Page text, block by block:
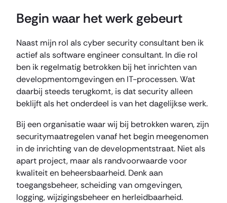
Begin waar het werk gebeurt
Naast mijn rol als cyber security consultant ben ik
actief als software engineer consultant. In die rol
ben ik regelmatig betrokken bij het inrichten van
developmentomgevingen en IT-processen. Wat
daarbij steeds terugkomt, is dat security alleen
beklijft als het onderdeel is van het dagelijkse werk.
Bij een organisatie waar wij bij betrokken waren, zijn
securitymaatregelen vanaf het begin meegenomen
in de inrichting van de developmentstraat. Niet als
apart project, maar als randvoorwaarde voor
kwaliteit en beheersbaarheid. Denk aan
toegangsbeheer, scheiding van omgevingen,
logging, wijzigingsbeheer en herleidbaarheid.